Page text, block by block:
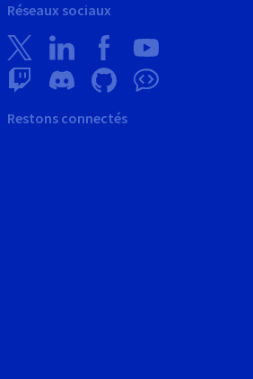
Réseaux sociaux
Restons connectés